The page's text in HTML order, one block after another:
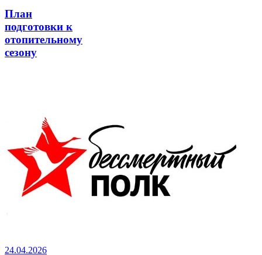
План
подготовки к
отопительному
сезону
24.04.2026